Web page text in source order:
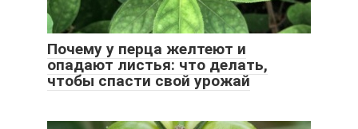
Почему у перца желтеют и
опадают листья: что делать,
чтобы спасти свой урожай